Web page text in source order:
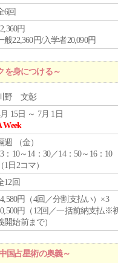
6回
円
般22,360円/入学者20,090円
身につける～
野 文彰
15日 ～ 7月 1日
Week
週 （金）
：10～14：30／14：50～16：10
（1日2コマ）
12回
円（4回／分割支払い）×3
円（12回／一括前納支払※
開始前まで）
国占星術の奥義～